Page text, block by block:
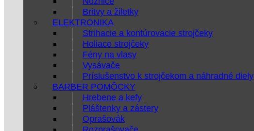
Britvy a žiletky
ELEKTRONIKA
Strihacie a kontúrovacie strojčeky
Holiace strojčeky
Fény na vlasy
Vysávače
Príslušenstvo k strojčekom a náhradné diely
BARBER POMÔCKY
Hrebene a kefy
Pláštenky a zástery
Oprašovák